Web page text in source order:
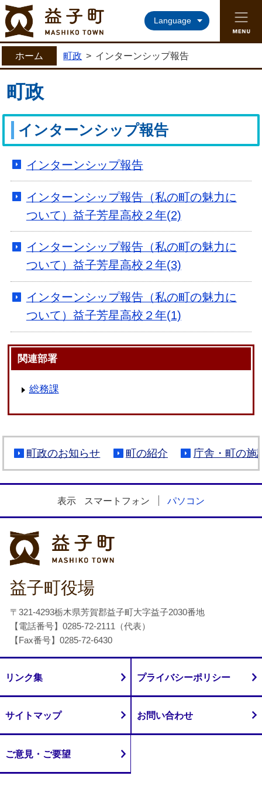
益子町ホームページ
Language
ホーム 町政 > インターンシップ報告
町政
インターンシップ報告
インターンシップ報告
インターンシップ報告（私の町の魅力に
ついて）益子芳星高校２年(2)
インターンシップ報告（私の町の魅力に
ついて）益子芳星高校２年(3)
インターンシップ報告（私の町の魅力に
ついて）益子芳星高校２年(1)
関連部署
総務課
町政のお知らせ 町の紹介 庁舎・町の施
表示 スマートフォン パソコン
益子町役場
〒321-4293栃木県芳賀郡益子町大字益子2030番地
【電話番号】0285-72-2111（代表）
【Fax番号】0285-72-6430
リンク集 プライバシーポリシー
サイトマップ お問い合わせ
ご意見・ご要望